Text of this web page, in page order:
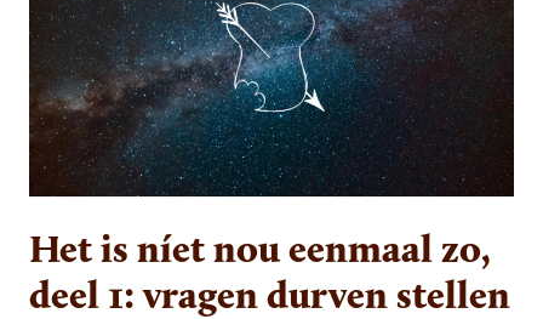
Het is níet nou eenmaal zo,
deel 1: vragen durven stellen